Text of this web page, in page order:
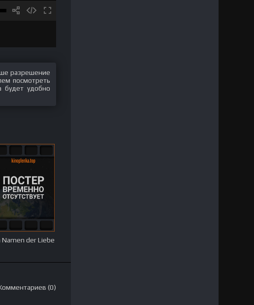
разрешение
посмотреть
будет удобно
Namen der Liebe
(0)